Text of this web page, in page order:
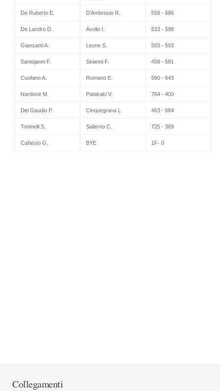
De Ruberto E. D'Ambrosio R. 559 - 686
De Landro D. Avolio I. 833 - 598
Giansanti A. Leone S. 503 - 593
Santojanni F. Sirianni F. 458 - 581
Cuofano A. Romano E. 590 - 643
Nardone M. Patakaki V. 764 - 400
Del Gaudio P. Cinquegrana L. 463 - 684
Toninelli S. Salierno C. 725 - 369
Cafasso G. BYE 1F- 0
Collegamenti